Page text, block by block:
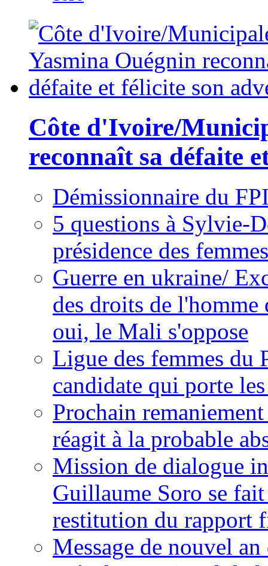
Côte d'Ivoire/
reconnaît sa défaite
Démissionnaire du
5 questions à Sylvie-
présidence des
Guerre en ukraine/
des droits de
oui, le Mali s'oppose
Ligue des femmes du
candidate qui porte
Prochain
réagit à la probable
Mission de dialogue
Guillaume Soro se
restitution du rapport
Message de nouvel